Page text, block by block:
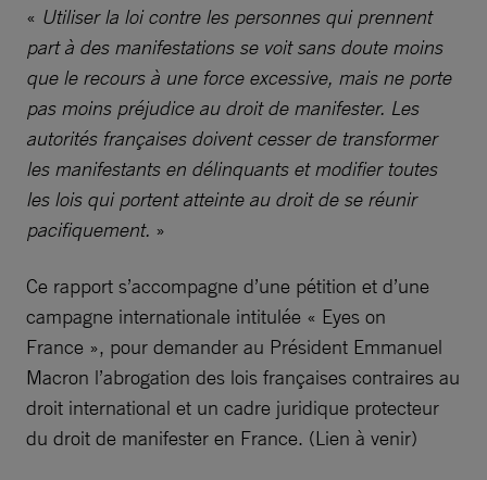
« Utiliser la loi contre les personnes qui prennent
part à des manifestations se voit sans doute moins
que le recours à une force excessive, mais ne porte
pas moins préjudice au droit de manifester. Les
autorités françaises doivent cesser de transformer
les manifestants en délinquants et modifier toutes
les lois qui portent atteinte au droit de se réunir
pacifiquement. »
Ce rapport s’accompagne d’une pétition et d’une
campagne internationale intitulée « Eyes on
France », pour demander au Président Emmanuel
Macron l’abrogation des lois françaises contraires au
droit international et un cadre juridique protecteur
du droit de manifester en France. (Lien à venir)